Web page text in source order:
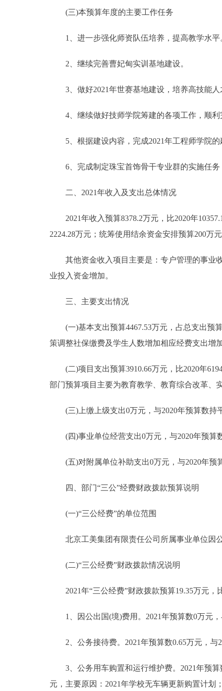
(三)本预算年度的主要工作任务
1、进一步强化师资队伍培养，提高教学水平
2、继续完善曹妃甸实训基地建设。
3、做好2021年世赛基地建设，培养高技能人
4、继续做好技师学院筹建的各项工作，顺利
5、根据建设内容，完成2021年工程师学院的
6、完成制定珠宝首饰骨干专业群的实施任务
二、2021年收入及支出总体情况
2021年收入预算8378.2万元，比2020年
2224.28万元；统筹使用结余资金安排预算200万
其他资金收入项目主要是：专户管理的事业收
业投入资金增加。
三、主要支出情况
(一)基本支出预算4467.53万元，占总支出预算
策调整社保缴费及学生人数增加相应经费支出增
(二)项目支出预算3910.66万元，比2020年
部门预算项目主要为教育教学、教育综合改革、
(三)上缴上级支出0万元，与2020年预算数持
(四)事业单位经营支出0万元，与2020年预算
(五)对附属单位补助支出0万元，与2020年预
四、部门“三公”经费财政拨款预算说明
(一)“三公经费”的单位范围
北京工美集团有限责任公司所属事业单位因公
(二)“三公经费”财政拨款情况说明
2021年“三公经费”财政拨款预算19.35万元，
1、因公出国(境)费用。2021年预算数0万元，
2、公务接待费。2021年预算数0.65万元，与
3、公务用车购置和运行维护费。2021年预算
元，主要原因：2021年学校无车辆更新购置计划